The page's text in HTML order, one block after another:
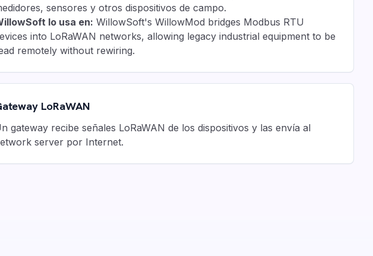
sensores y otros dispositivos de campo.
lo usa en: WillowSoft's WillowMod bridges Modbus RTU
into LoRaWAN networks, allowing legacy industrial equipment to be
remotely without rewiring.
LoRaWAN
gateway recibe señales LoRaWAN de los dispositivos y las envía al
server por Internet.